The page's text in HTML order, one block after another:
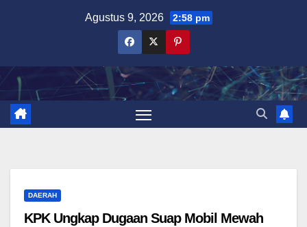
Agustus 9, 2026 2:58 pm
DAERAH
KPK Ungkap Dugaan Suap Mobil Mewah